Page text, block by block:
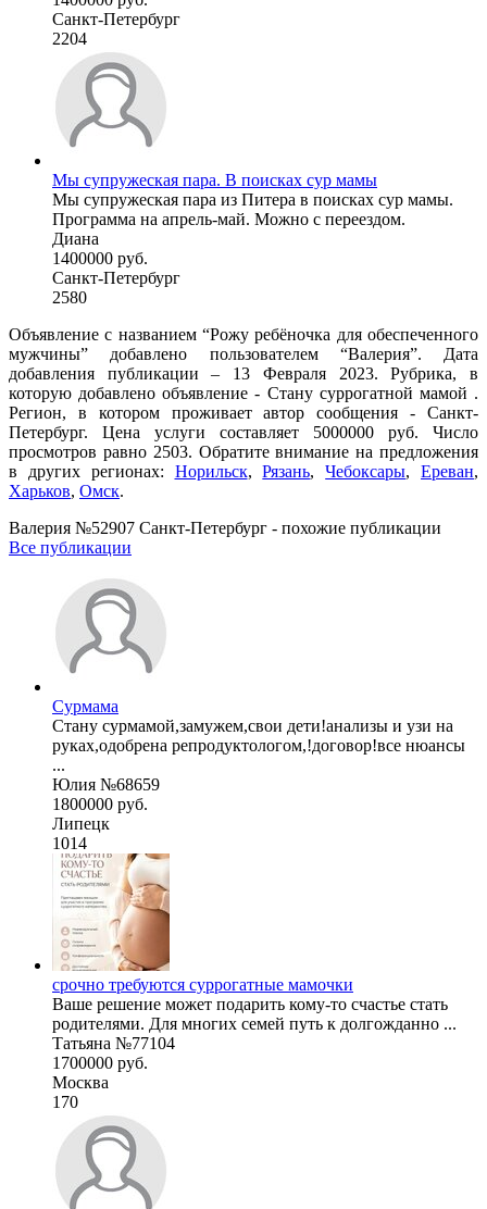
Санкт-Петербург
2204
Мы супружеская пара. В поисках сур мамы
Мы супружеская пара из Питера в поисках сур мамы.
Программа на апрель-май. Можно с переездом.
Диана
1400000 руб.
Санкт-Петербург
2580
Объявление с названием “Рожу ребёночка для обеспеченного
мужчины” добавлено пользователем “Валерия”. Дата
добавления публикации – 13 Февраля 2023. Рубрика, в
которую добавлено объявление - Cтану суррогатной мамой .
Регион, в котором проживает автор сообщения - Санкт-
Петербург. Цена услуги составляет 5000000 руб. Число
просмотров равно 2503. Обратите внимание на предложения
в других регионах: Норильск,Рязань,Чебоксары,Ереван,
Харьков, Омск.
Валерия №52907 Санкт-Петербург - похожие публикации
Все публикации
Сурмама
Стану сурмамой,замужем,свои дети!анализы и узи на
руках,одобрена репродуктологом,!договор!все нюансы
...
Юлия №68659
1800000 руб.
Липецк
1014
срочно требуются суррогатные мамочки
Ваше решение может подарить кому-то счастье стать
родителями. Для многих семей путь к долгожданно ...
Татьяна №77104
1700000 руб.
Москва
170